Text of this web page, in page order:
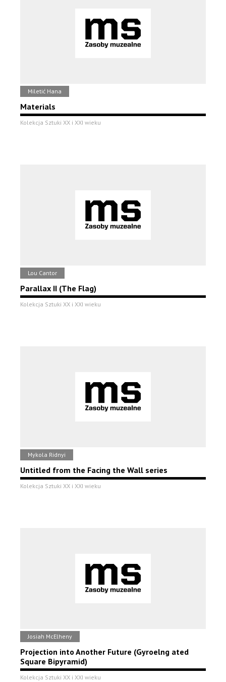
Miletić Hana
Materials
Kolekcja Sztuki XX i XXI wieku
Lou Cantor
Parallax II (The Flag)
Kolekcja Sztuki XX i XXI wieku
Mykola Ridnyi
Untitled from the Facing the Wall series
Kolekcja Sztuki XX i XXI wieku
Josiah McElheny
Projection into Another Future (Gyroelng ated
Square Bipyramid)
Kolekcja Sztuki XX i XXI wieku